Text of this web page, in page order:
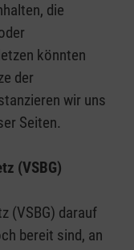
die
könnten
der
wir uns
Seiten.
(VSBG)
(VSBG) darauf
bereit sind, an